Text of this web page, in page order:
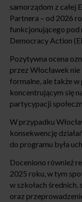
samorządom z całej
Partnera – od 2026
funkcjonującego pod
Democracy Action
Pozytywna ocena
przez Włocławek
formalne, ale także w
koncentrującym się
partycypacji
W przypadku
konsekwencję
do programu była
Doceniono również
2025 roku, w tym
w szkołach
oraz